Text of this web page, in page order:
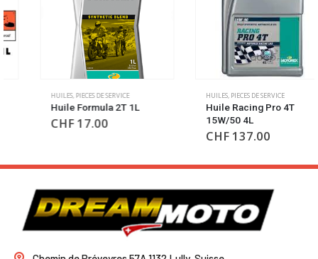
PIECES DE SERVICE
Huile Formula 2T 1L
17.00
PIECES DE SERVICE
Huile Racing Pro 4T
15W/50 4L
137.00